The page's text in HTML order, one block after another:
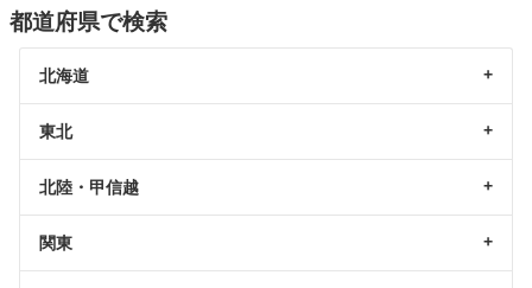
都道府県で検索
北海道
東北
北陸・甲信越
関東